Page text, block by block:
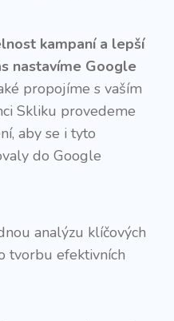
kampaní a lepší
nastavíme Google
propojíme s vaším
Skliku provedeme
aby se i tyto
do Google
analýzu klíčových
tvorbu efektivních